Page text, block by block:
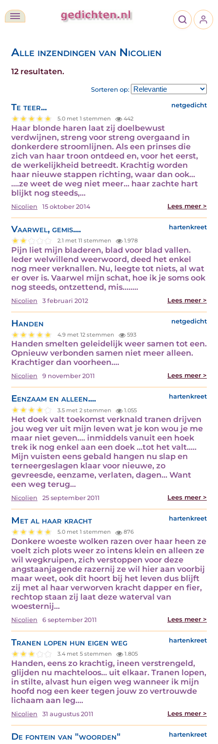
Alle inzendingen van Nicolien
12 resultaten.
Sorteren op:
Te teer... netgedicht
5.0 met 1 stemmen 442
Haar blonde haren laat zij doelbewust
verdwijnen, streng voor streng overgaand in
donkerdere stroomlijnen. Als een prinses die
zich van haar troon ontdeed en, voor het eerst,
de werkelijkheid betreedt. Krachtig worden
haar nieuwe stappen richting, waar dan ook...
....ze weet de weg niet meer... haar zachte hart
blijkt nog steeds,…
Nicolien 15 oktober 2014 Lees meer >
Vaarwel, gemis.... hartenkreet
2.1 met 11 stemmen 1.978
Pijn liet mijn bladeren, blad voor blad vallen.
Ieder welwillend weerwoord, deed het enkel
nog meer verknallen. Nu, leegte tot niets, al wat
er over is. Vaarwel mijn schat, hoe ik je soms ook
nog steeds, ontzettend, mis.....…
Nicolien 3 februari 2012 Lees meer >
Handen netgedicht
4.9 met 12 stemmen 593
Handen smelten geleidelijk weer samen tot een.
Opnieuw verbonden samen niet meer alleen.
Krachtiger dan voorheen.…
Nicolien 9 november 2011 Lees meer >
Eenzaam en alleen.... hartenkreet
3.5 met 2 stemmen 1.055
Het doek valt toekomst verknald tranen drijven
jou weg ver uit mijn leven wat je kon wou je me
maar niet geven.... inmiddels vanuit een hoek
trek ik nog enkel aan een doek ...tot het valt.....
Mijn vuisten eens gebald hangen nu slap en
terneergeslagen klaar voor nieuwe, zo
gevreesde, eenzame, verlaten, dagen... Want
een weg terug…
Nicolien 25 september 2011 Lees meer >
Met al haar kracht hartenkreet
5.0 met 1 stemmen 876
Donkere woeste wolken razen over haar heen ze
voelt zich plots weer zo intens klein en alleen ze
wil wegkruipen, zich verstoppen voor deze
angstaanjagende razernij ze wil hier aan voorbij
maar weet, ook dit hoort bij het leven dus blijft
zij met al haar verworven kracht dapper en fier,
rechtop staan zij laat deze waterval van
woesternij…
Nicolien 6 september 2011 Lees meer >
Tranen lopen hun eigen weg hartenkreet
3.4 met 5 stemmen 1.805
Handen, eens zo krachtig, ineen verstrengeld,
glijden nu machteloos... uit elkaar. Tranen lopen,
in stilte, alvast hun eigen weg wanneer ik mijn
hoofd nog een keer tegen jouw zo vertrouwde
lichaam aan leg.…
Nicolien 31 augustus 2011 Lees meer >
De fontein van "woorden" hartenkreet